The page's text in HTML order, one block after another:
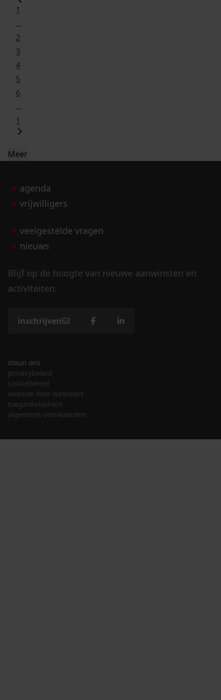
1
...
2
3
4
5
6
...
1
Meer
agenda
vrijwilligers
veelgestelde vragen
nieuws
Blijf op de hoogte van nieuwe aanwinsten en
activiteiten.
inschrijven
steun ons
privacybeleid
cookiebeleid
website door webreact
toegankelijkheid
algemene voorwaarden